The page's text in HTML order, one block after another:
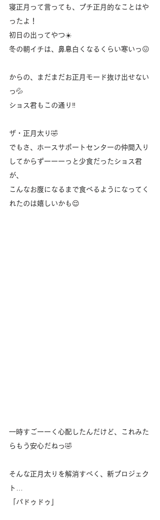
寝正月って言っても、プチ正月的なことはや
ったよ！
初日の出ってやつ☀️
冬の朝イチは、鼻息白くなるくらい寒いっ😖
からの、まだまだお正月モード抜け出せない
っ💦
ショス君もこの通り‼️
ザ・正月太り🤣
でもさ、ホースサポートセンターの仲間入り
してからずーーーっと少食だったショス君
が、
こんなお腹になるまで食べるようになってく
れたのは嬉しいかも😌
一時すごーーく心配したんだけど、これみた
らもう安心だねっ🤣
そんな正月太りを解消すべく、新プロジェク
ト…
「パドゥドゥ」